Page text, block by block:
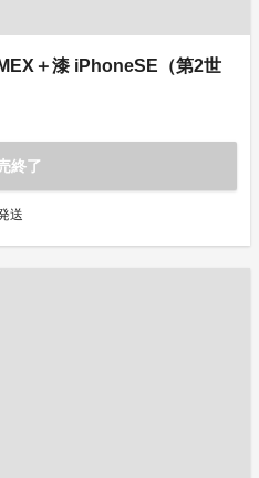
＋漆 iPhoneSE（第2世
終了
送